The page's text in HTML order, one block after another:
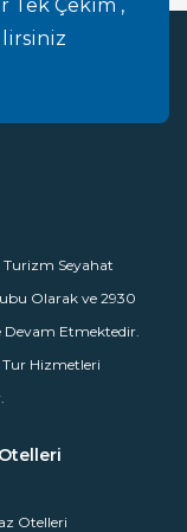
Tek Çekim ,
Turizm Seyahat
Olarak ve 2930
Devam Etmektedir.
Tur Hizmetleri
Otelleri